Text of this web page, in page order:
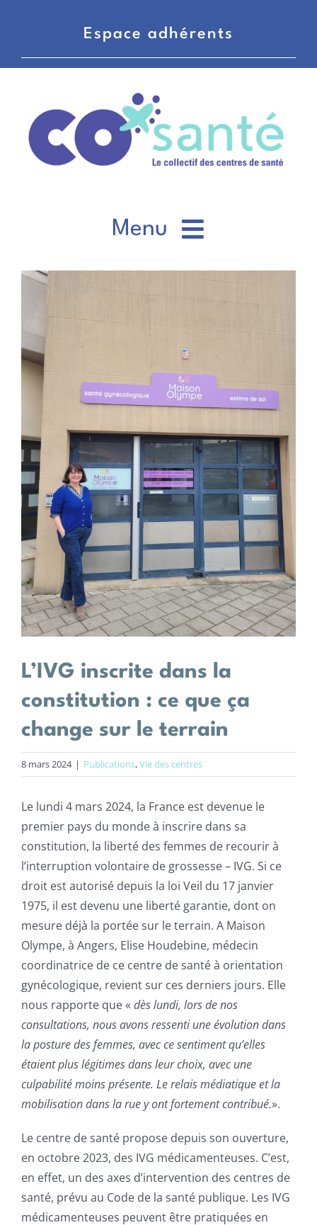
Espace adhérents
Menu
CO’santé
Centres de santé
Actions
Actualités
Offres d’emploi
Voir
agrandie
L’IVG inscrite dans la
constitution : ce que ça
change sur le terrain
8 mars 2024 | Publications,Vie des centres
Le lundi 4 mars 2024, la France est devenue le
premier pays du monde à inscrire dans sa
constitution, la liberté des femmes de recourir à
l’interruption volontaire de grossesse – IVG. Si ce
droit est autorisé depuis la loi Veil du 17 janvier
1975, il est devenu une liberté garantie, dont on
mesure déjà la portée sur le terrain. A Maison
Olympe, à Angers, Elise Houdebine, médecin
coordinatrice de ce centre de santé à orientation
gynécologique, revient sur ces derniers jours. Elle
nous rapporte que « dès lundi, lors de nos
consultations, nous avons ressenti une évolution dans
la posture des femmes, avec ce sentiment qu’elles
étaient plus légitimes dans leur choix, avec une
culpabilité moins présente. Le relais médiatique et la
mobilisation dans la rue y ont fortement contribué.».
Le centre de santé propose depuis son ouverture,
en octobre 2023, des IVG médicamenteuses. C’est,
en effet, un des axes d’intervention des centres de
santé, prévu au Code de la santé publique. Les IVG
médicamenteuses peuvent être pratiquées en